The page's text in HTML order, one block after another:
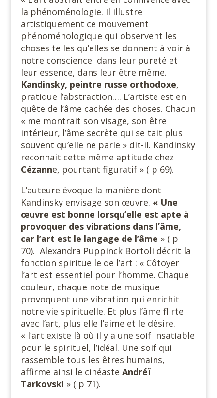
la phénoménologie. Il illustre
artistiquement ce mouvement
phénoménologique qui observent les
choses telles qu’elles se donnent à voir à
notre conscience, dans leur pureté et
leur essence, dans leur être même.
Kandinsky, peintre russe orthodoxe,
pratique l’abstraction…. L’artiste est en
quête de l’âme cachée des choses. Chacun
« me montrait son visage, son être
intérieur, l’âme secrète qui se tait plus
souvent qu’elle ne parle » dit-il. Kandinsky
reconnait cette même aptitude chez
Cézanne, pourtant figuratif » ( p 69).
L’auteure évoque la manière dont
Kandinsky envisage son œuvre. « Une
œuvre est bonne lorsqu’elle est apte à
provoquer des vibrations dans l’âme,
car l’art est le langage de l’âme » ( p
70). Alexandra Puppinck Bortoli décrit la
fonction spirituelle de l’art : « Côtoyer
l’art est essentiel pour l’homme. Chaque
couleur, chaque note de musique
provoquent une vibration qui enrichit
notre vie spirituelle. Et plus l’âme flirte
avec l’art, plus elle l’aime et le désire.
« l’art existe là où il y a une soif insatiable
pour le spirituel, l’idéal. Une soif qui
rassemble tous les êtres humains,
affirme ainsi le cinéaste Andréï
Tarkovski » ( p 71).